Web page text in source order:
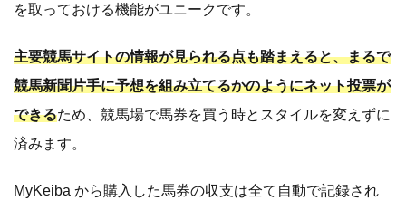
を取っておける機能がユニークです。
主要競馬サイトの情報が見られる点も踏まえると、まるで
競馬新聞片手に予想を組み立てるかのようにネット投票が
できるため、競馬場で馬券を買う時とスタイルを変えずに
済みます。
MyKeiba から購入した馬券の収支は全て自動で記録され